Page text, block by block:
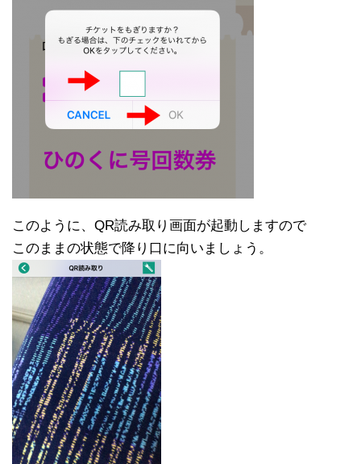
このように、QR読み取り画面が起動しますので
このままの状態で降り口に向いましょう。